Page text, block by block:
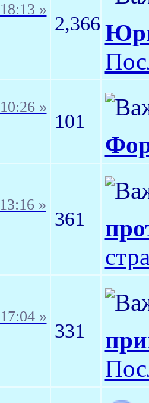
18:13 »
2,366
10:26 »
101
13:16 »
361
17:04 »
331